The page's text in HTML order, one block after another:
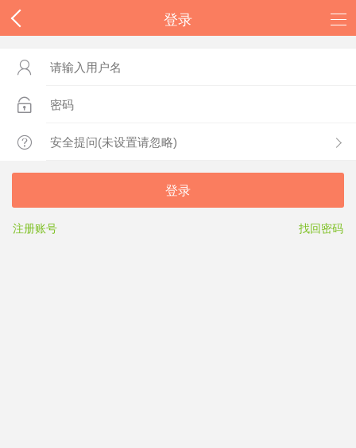
登录



登录
注册账号 找回密码